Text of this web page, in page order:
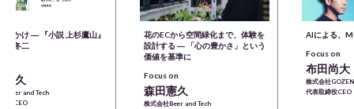
っかけ ― 『小説 上杉鷹山』
門冬二
憲久
Beer and Tech
役CEO
花のECから空間緑化まで、体験を
設計する ― 「心の豊かさ」という
価値を基準に
Focus on
森田憲久
株式会社Beer and Tech
AIによる、
Focus on
布田尚大
株式会社GOZEN
代表取締役CEO